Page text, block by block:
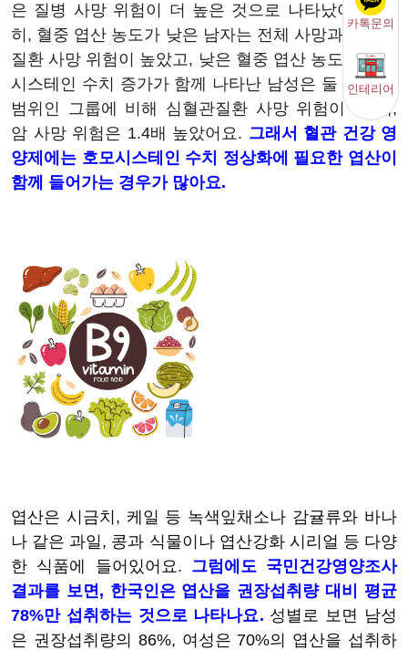
은 질병 사망 위험이 더 높은 것으로 나타났어요. 특
히, 혈중 엽산 농도가 낮은 남자는 전체 사망과 심혈관
질환 사망 위험이 높았고, 낮은 혈중 엽산 농도와 호모
시스테인 수치 증가가 함께 나타난 남성은 둘 다 정상
범위인 그룹에 비해 심혈관질환 사망 위험이 2.1배,
암 사망 위험은 1.4배 높았어요. 그래서 혈관 건강 영
양제에는 호모시스테인 수치 정상화에 필요한 엽산이
함께 들어가는 경우가 많아요.
엽산은 시금치, 케일 등 녹색잎채소나 감귤류와 바나
나 같은 과일, 콩과 식물이나 엽산강화 시리얼 등 다양
한 식품에 들어있어요. 그럼에도 국민건강영양조사
결과를 보면, 한국인은 엽산을 권장섭취량 대비 평균
78%만 섭취하는 것으로 나타나요. 성별로 보면 남성
은 권장섭취량의 86%, 여성은 70%의 엽산을 섭취하
카톡문의
인테리어